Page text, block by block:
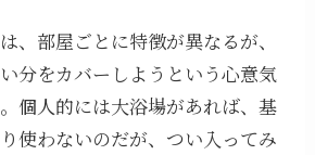
、部屋ごとに特徴が異なるが、
分をカバーしようという心意気
個人的には大浴場があれば、基
使わないのだが、つい入ってみ